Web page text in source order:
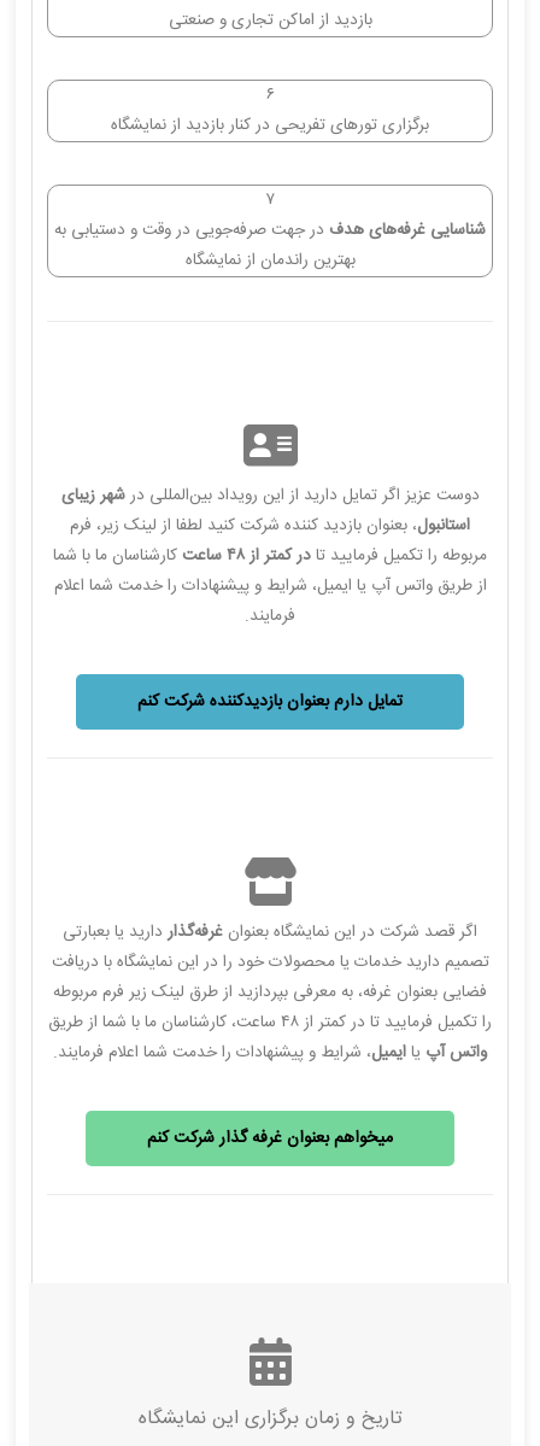
بازدید از اماکن تجاری و صنعتی
۶
برگزاری تورهای تفریحی در کنار بازدید از نمایشگاه
۷
شناسایی غرفه‌های هدف در جهت صرفه‌جویی در وقت و دستیابی به
بهترین راندمان از نمایشگاه
دوست عزیز اگر تمایل دارید از این رویداد بین‌المللی درشهر زیبای
استانبول، بعنوان بازدید کننده شرکت کنید لطفا از لینک زیر، فرم
مربوطه را تکمیل فرمایید تادر کمتر از ۴۸ ساعت
کارشناسان ما با شما
از طریق واتس آپ یا ایمیل، شرایط و پیشنهادات را خدمت شما اعلام
فرمایند.
تمایل دارم بعنوان بازدیدکننده شرکت کنم
اگر قصد شرکت در این نمایشگاه بعنوان غرفه‌گذاردارید یا بعبارتی
تصمیم دارید خدمات یا محصولات خود را در این نمایشگاه با دریافت
فضایی بعنوان غرفه، به معرفی بپردازید از طرق لینک زیر فرم مربوطه
را تکمیل فرمایید تا در کمتر از ۴۸ ساعت، کارشناسان ما با شما از طریق
واتس آپ یاایمیل، شرایط و پیشنهادات را خدمت شما اعلام فرمایند.
میخواهم بعنوان غرفه گذار شرکت کنم
تاریخ و زمان برگزاری این نمایشگاه